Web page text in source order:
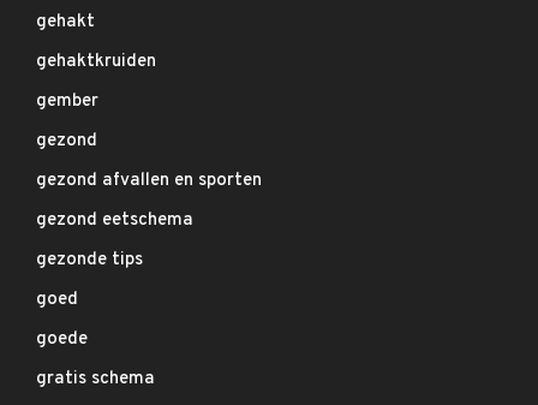
gehakt
gehaktkruiden
gember
gezond
gezond afvallen en sporten
gezond eetschema
gezonde tips
goed
goede
gratis schema